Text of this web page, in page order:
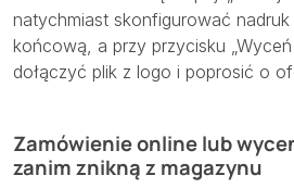
natychmiast skonfigurować
końcową, a przy przycisku
dołączyć plik z logo i poprosić o
Zamówienie online lub
zanim znikną z magazynu